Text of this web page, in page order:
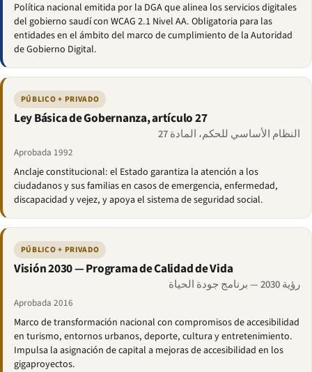
Política nacional emitida por la DGA que alinea los servicios digitales
del gobierno saudí con WCAG 2.1 Nivel AA. Obligatoria para las
entidades en el ámbito del marco de cumplimiento de la Autoridad
de Gobierno Digital.
PÚBLICO + PRIVADO
Ley Básica de Gobernanza, artículo 27
النظام الأساسي للحكم، المادة 27
Aprobada 1992
Anclaje constitucional: el Estado garantiza la atención a los
ciudadanos y sus familias en casos de emergencia, enfermedad,
discapacidad y vejez, y apoya el sistema de seguridad social.
PÚBLICO + PRIVADO
Visión 2030 — Programa de Calidad de Vida
رؤية 2030 — برنامج جودة الحياة
Aprobada 2016
Marco de transformación nacional con compromisos de accesibilidad
en turismo, entornos urbanos, deporte, cultura y entretenimiento.
Impulsa la asignación de capital a mejoras de accesibilidad en los
gigaproyectos.